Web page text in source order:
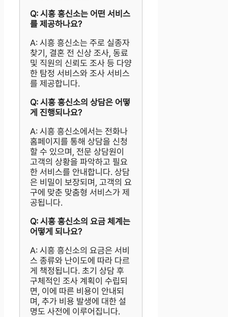
Q: 시흥 흥신소는 어떤 서비스
를 제공하나요?
A: 시흥 흥신소는 주로 실종자
찾기, 결혼 전 신상 조사, 동료
및 직원의 신뢰도 조사 등 다양
한 탐정 서비스와 조사 서비스
를 제공합니다.
Q: 시흥 흥신소의 상담은 어떻
게 진행되나요?
A: 시흥 흥신소에서는 전화나
홈페이지를 통해 상담을 신청
할 수 있으며, 전문 상담원이
고객의 상황을 파악하고 필요
한 서비스를 안내합니다. 상담
은 비밀이 보장되며, 고객의 요
구에 맞춘 맞춤형 서비스가 제
공됩니다.
Q: 시흥 흥신소의 요금 체계는
어떻게 되나요?
A: 시흥 흥신소의 요금은 서비
스 종류와 난이도에 따라 다르
게 책정됩니다. 초기 상담 후
구체적인 조사 계획이 수립되
면, 이에 따른 비용이 안내되
며, 추가 비용 발생에 대한 설
명도 사전에 이루어집니다.